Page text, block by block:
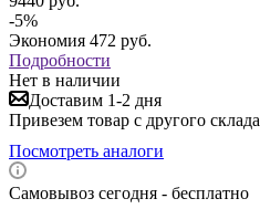
-5%
Экономия 472 руб.
Подробности
Нет в наличии
Доставим 1-2 дня
Привезем товар с другого склада
Посмотреть аналоги
Самовывоз сегодня - бесплатно